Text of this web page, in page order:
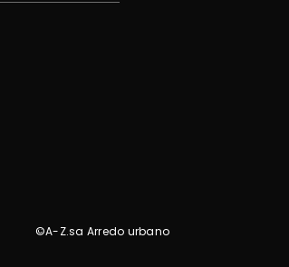
©A-Z.sa Arredo urbano